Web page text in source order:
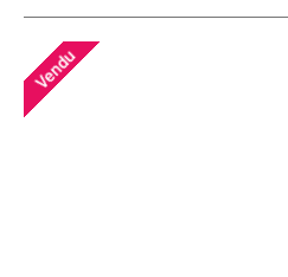
Vendu